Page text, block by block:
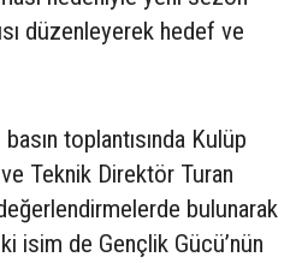
düzenleyerek hedef ve
toplantısında Kulüp
Teknik Direktör Turan
bulunarak
isim de Gençlik Gücü’nün